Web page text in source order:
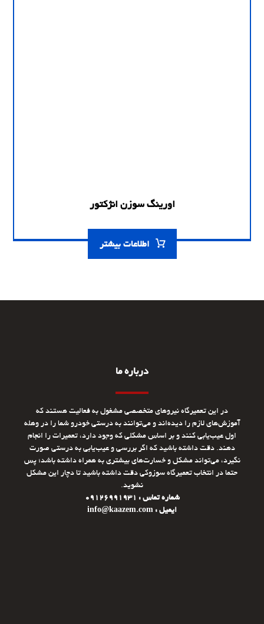
اورینگ سوزن انژکتور
اطلاعات بیشتر
درباره ما
در این تعمیرگاه نیروهای متخصصی مشغول به فعالیت هستند که
آموزش‌های لازم را دیده‌اند و می‌توانند به درستی خودرو شما را در وهله
اول عیب‌یابی کنند و بر اساس مشکلی که وجود دارد، تعمیرات را انجام
دهند. دقت داشته باشید که اگر بررسی و عیب‌یابی به درستی صورت
نگیرد، می‌تواند مشکل و خسارت‌های بیشتری به همراه داشته باشد؛ پس
حتما در انتخاب تعمیرگاه سوزوکی دقت داشته باشید تا دچار این مشکل
نشوید.
شماره تماس : 09126991931
ایمیل : info@kaazem.com